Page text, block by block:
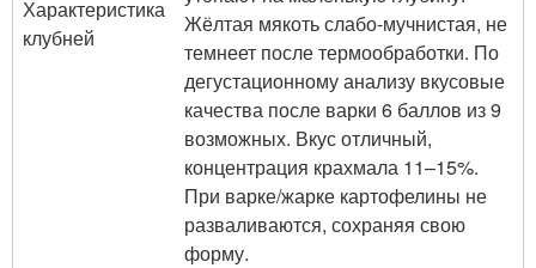
Характеристика
клубней
Жёлтая мякоть слабо-мучнистая, не
темнеет после термообработки. По
дегустационному анализу вкусовые
качества после варки 6 баллов из 9
возможных. Вкус отличный,
концентрация крахмала 11–15%.
При варке/жарке картофелины не
разваливаются, сохраняя свою
форму.